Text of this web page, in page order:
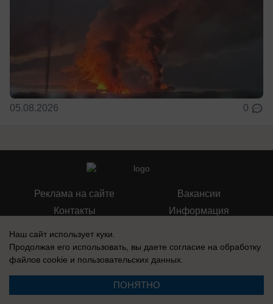
05.08.2026 0
Реклама на сайте
Контакты
Вакансии
Информация
Регистрационный номер: Эл № ФС 77-76040, выдано Федеральной
службой по надзору в сфере связи, информационных технологий и
массовых коммуникаций (Роскомнадзор) 12 июля 2019 г.
Наш сайт использует куки.
Продолжая его использовать, вы даете согласие на обработку
файлов cookie и пользовательских данных.
ПОНЯТНО